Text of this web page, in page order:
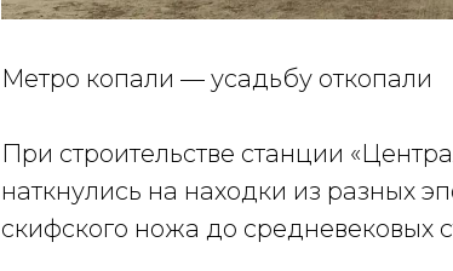
Метро копали — усадьбу откопали
При строительстве станции
наткнулись на находки из разных
скифского ножа до средневековых